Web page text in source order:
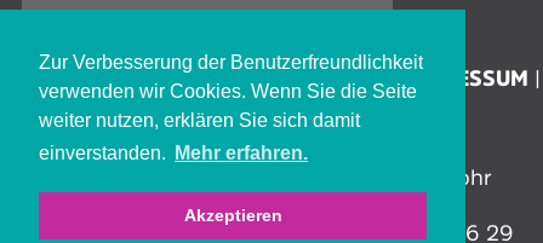
Zur Verbesserung der Benutzerfreundlichkeit
verwenden wir Cookies. Wenn Sie die Seite
weiter nutzen, erklären Sie sich damit
einverstanden.
Mehr erfahren.
Akzeptieren
DATENSCHUTZHINWEISE
ERKLÄRUNG ZUR BARRIEREFREIHEIT
IMPRESSUM
Stadthalle Lohr | Jahnstraße 8 | 97816 Lohr
a.Main
Tel.: 09352 606 96 00 | Fax: 09352 606 96 29